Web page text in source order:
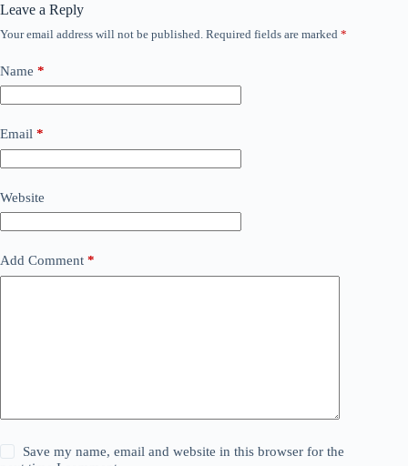
Leave a Reply
Your email address will not be published. Required fields are marked *
Name *
Email *
Website
Add Comment *
Save my name, email and website in this browser for the